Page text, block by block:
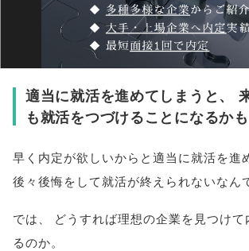
適当に就活を進めてしまうと、
も就活をつづけることになるかも
早く内定が欲しいからと適当に就活を進
後々後悔をして就活が終えられないな
では
どうすれば理想の企業を見つけて
るのか。